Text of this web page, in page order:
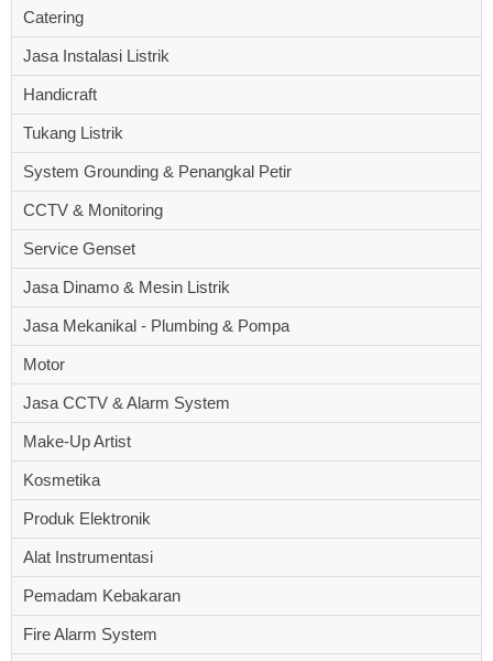
Catering
Jasa Instalasi Listrik
Handicraft
Tukang Listrik
System Grounding & Penangkal Petir
CCTV & Monitoring
Service Genset
Jasa Dinamo & Mesin Listrik
Jasa Mekanikal - Plumbing & Pompa
Motor
Jasa CCTV & Alarm System
Make-Up Artist
Kosmetika
Produk Elektronik
Alat Instrumentasi
Pemadam Kebakaran
Fire Alarm System